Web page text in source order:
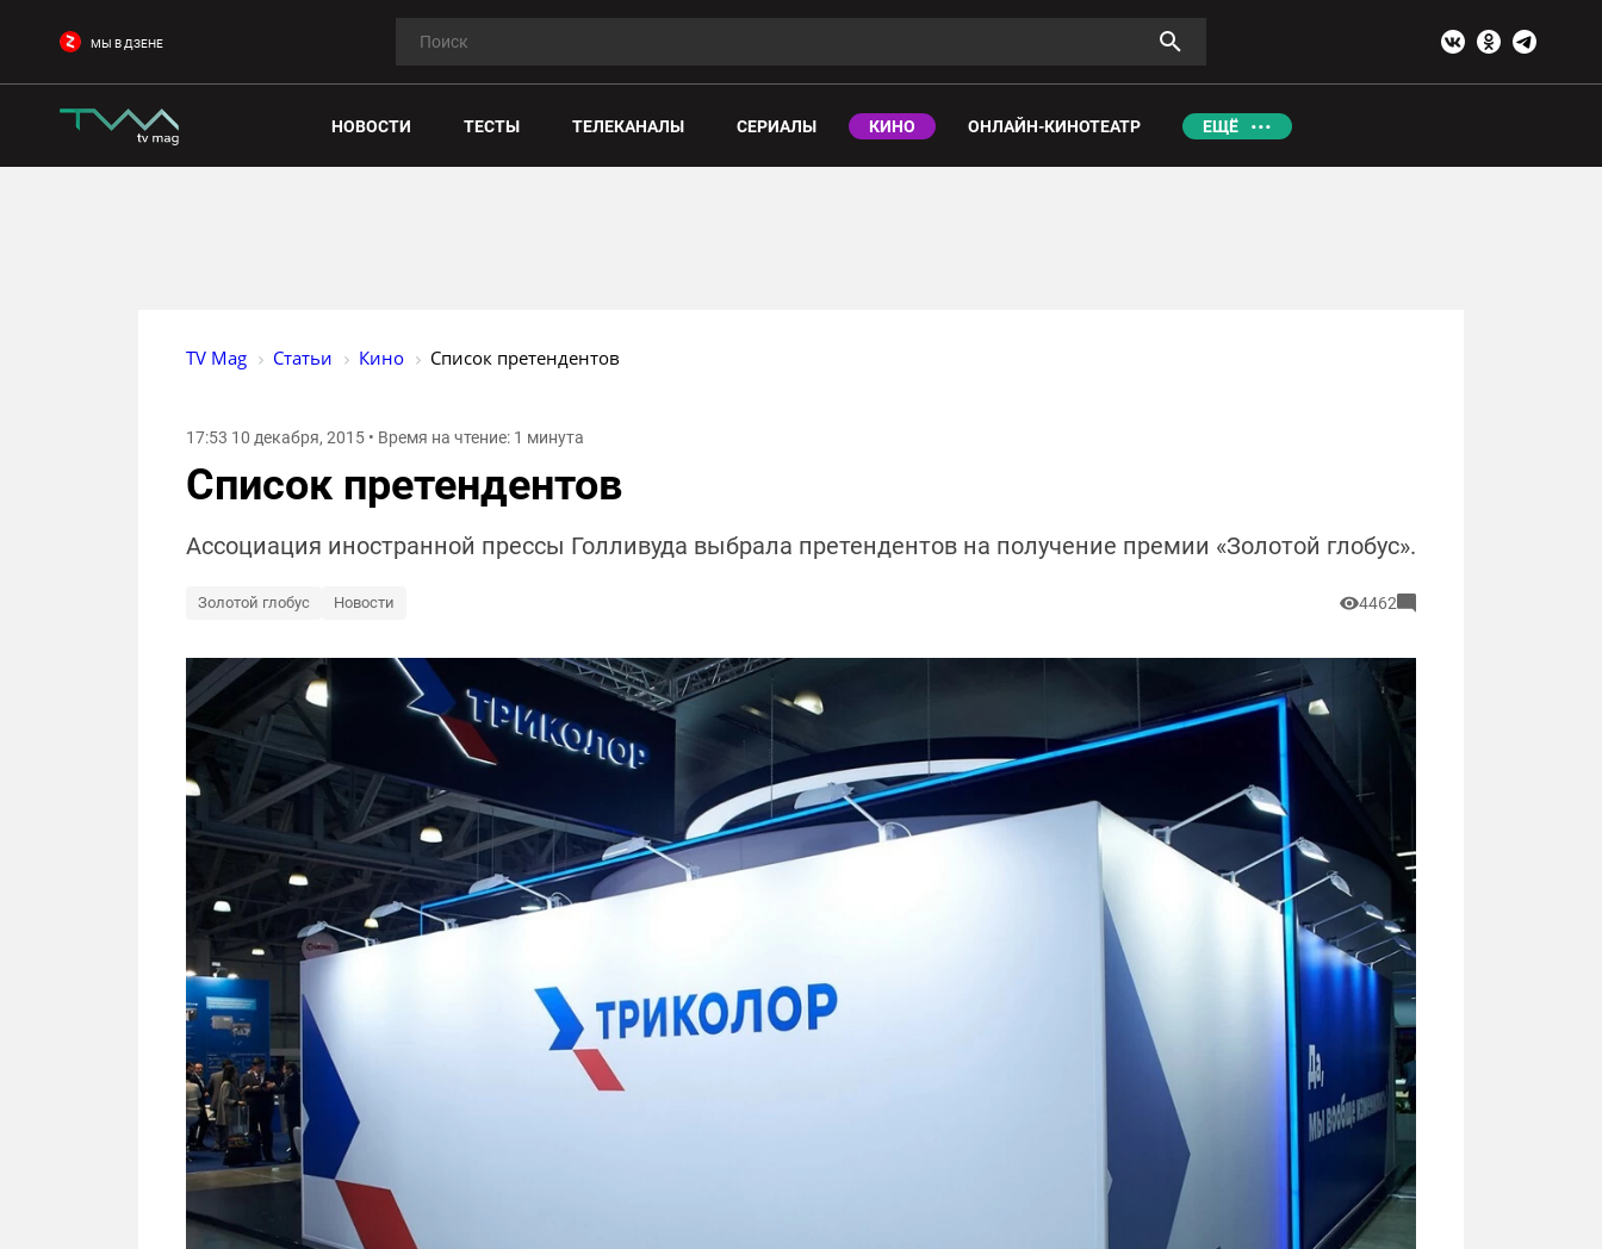
МЫ В ДЗЕНЕ
НОВОСТИ ТЕСТЫ ТЕЛЕКАНАЛЫ СЕРИАЛЫ КИНО ОНЛАЙН-КИНОТЕАТР ЕЩЁ
TV Mag Статьи Кино Список претендентов
17:53 10 декабря, 2015 • Время на чтение: 1 минута
Список претендентов
Ассоциация иностранной прессы Голливуда выбрала претендентов на получение премии «Золотой глобус».
Золотой глобус Новости 4462